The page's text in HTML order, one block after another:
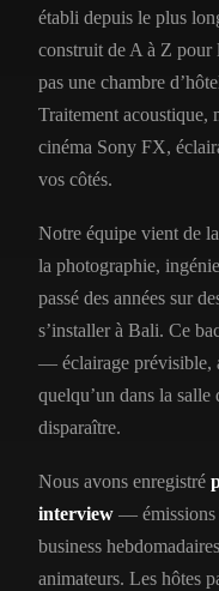
établi depuis le plus
construit de A à Z
pas une chambre
Traitement acoustique,
cinéma Sony FX,
vos côtés.
Notre équipe vient de la
la photographie,
passé des années sur
s’installer à Bali. Ce
— éclairage prévisible,
quelqu’un dans la
disparaître.
Nous avons enregistré
interview — émissions
business
animateurs. Les hôtes